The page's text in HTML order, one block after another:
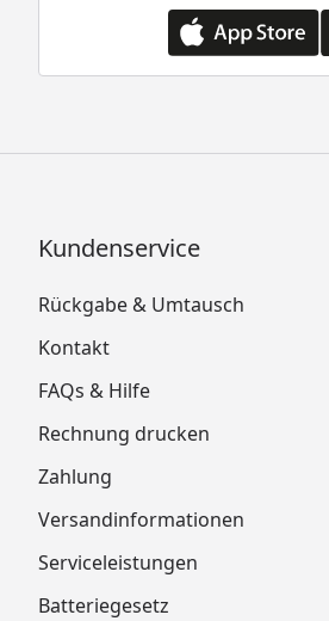
Kundenservice
Rückgabe & Umtausch
Kontakt
FAQs & Hilfe
Rechnung drucken
Zahlung
Versandinformationen
Serviceleistungen
Batteriegesetz